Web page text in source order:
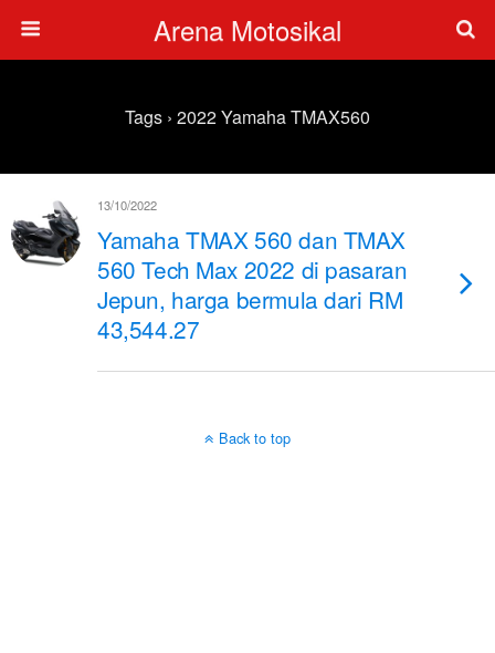
Arena Motosikal
Tags › 2022 Yamaha TMAX560
13/10/2022
Yamaha TMAX 560 dan TMAX
560 Tech Max 2022 di pasaran
Jepun, harga bermula dari RM
43,544.27
Back to top